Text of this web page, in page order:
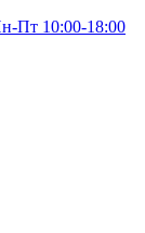
Пт 10:00-18:00